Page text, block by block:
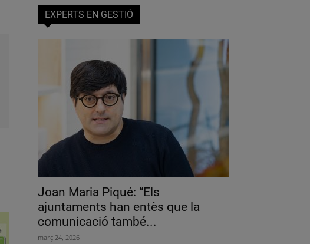
EXPERTS EN GESTIÓ
Joan Maria Piqué: “Els
ajuntaments han entès que la
comunicació també...
març 24, 2026